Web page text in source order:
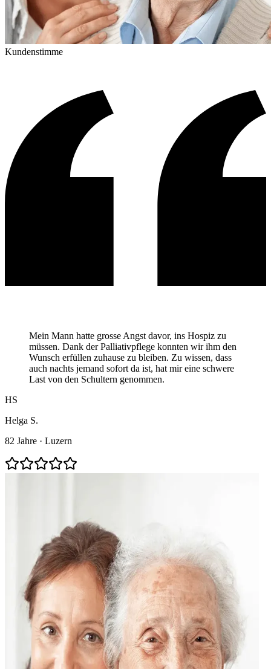
Kundenstimme
Mein Mann hatte grosse Angst davor, ins Hospiz zu
müssen. Dank der Palliativpflege konnten wir ihm den
Wunsch erfüllen zuhause zu bleiben. Zu wissen, dass
auch nachts jemand sofort da ist, hat mir eine schwere
Last von den Schultern genommen.
HS
Helga S.
82 Jahre · Luzern